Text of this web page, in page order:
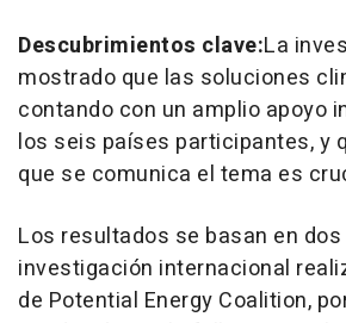
Descubrimientos clave:La
mostrado que las soluciones
contando con un amplio apoyo
los seis países participantes, y
que se comunica el tema es
Los resultados se basan en
investigación internacional
de Potential Energy Coalition,